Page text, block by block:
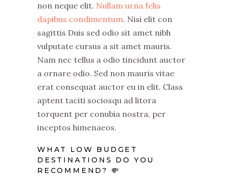
non neque elit. Nullam urna felis
dapibus condimentum. Nisi elit con
sagittis Duis sed odio sit amet nibh
vulputate cursus a sit amet mauris.
Nam nec tellus a odio tincidunt auctor
a ornare odio. Sed non mauris vitae
erat consequat auctor eu in elit. Class
aptent taciti sociosqu ad litora
torquent per conubia nostra, per
inceptos himenaeos.
WHAT LOW BUDGET
DESTINATIONS DO YOU
RECOMMEND? 💸